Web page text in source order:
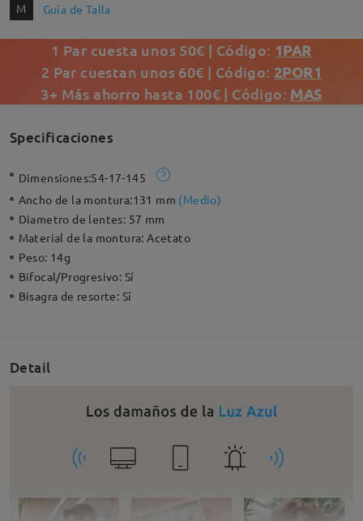
M Guía de Talla
1 Par cuesta unos 50€ | Código: 1PAR
2 Par cuestan unos 60€ | Código: 2POR1
3+ Más ahorro hasta 100€ | Código: MAS
Specificaciones
Dimensiones:54-17-145
Ancho de la montura:131 mm (Medio)
Diametro de lentes: 57 mm
Material de la montura:Acetato
Peso: 14g
Bifocal/Progresivo: Sí
Bisagra de resorte: Sí
Detail